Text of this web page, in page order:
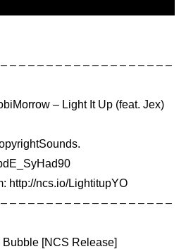
– – – – – – – – – – – – – – – – – –
– Light It Up (feat. Jex)
http://ncs.io/LightitupYO
– – – – – – – – – – – – – – – – – –
[NCS Release]